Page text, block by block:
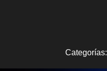
Categorías: